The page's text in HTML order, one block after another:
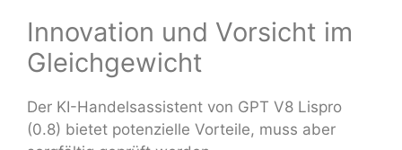
Innovation und Vorsicht im
Gleichgewicht
Der KI-Handelsassistent von GPT V8 Lispro
(0.8) bietet potenzielle Vorteile, muss aber